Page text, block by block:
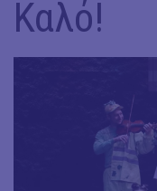
Καλό!